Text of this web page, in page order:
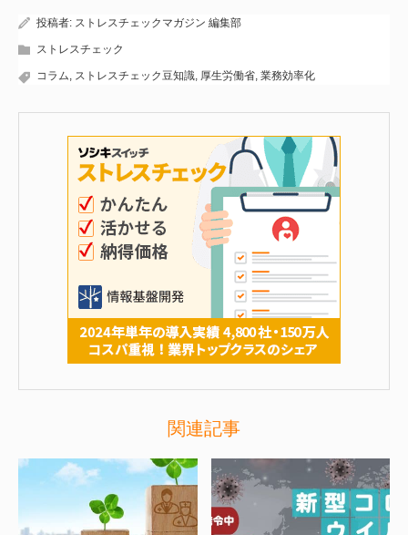
投稿者: ストレスチェックマガジン 編集部
ストレスチェック
コラム, ストレスチェック豆知識, 厚生労働省, 業務効率化
関連記事